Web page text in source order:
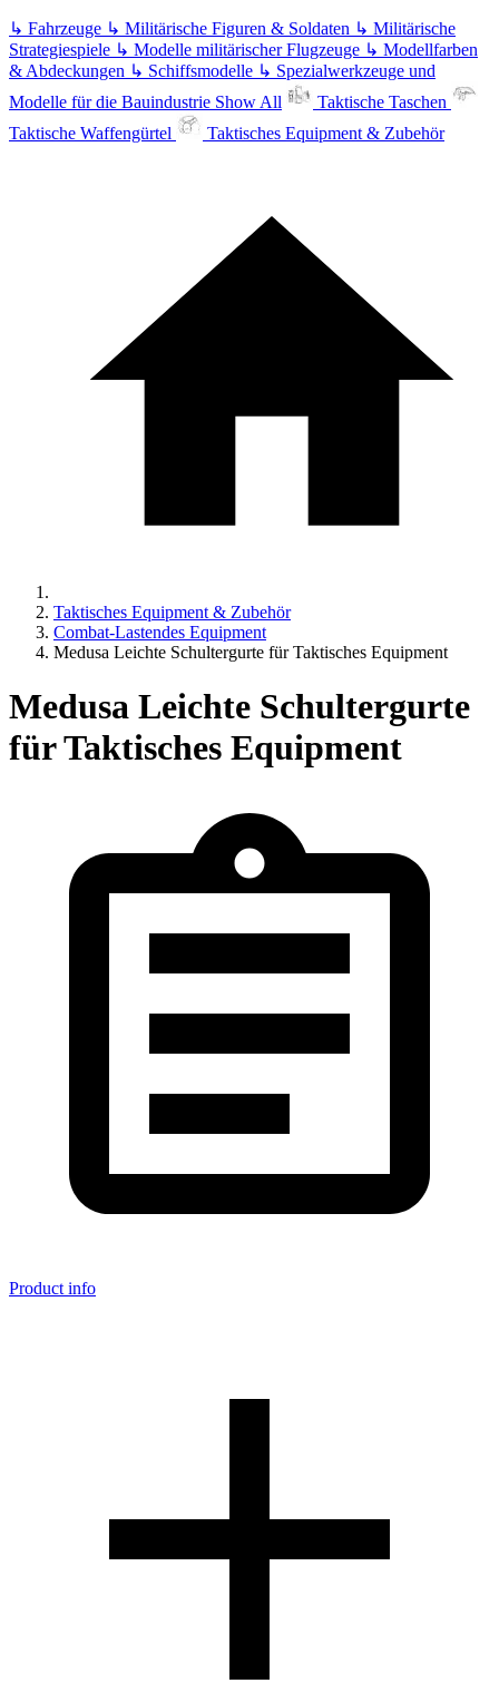
↳ Fahrzeuge ↳ Militärische Figuren & Soldaten ↳ Militärische
Strategiespiele ↳ Modelle militärischer Flugzeuge ↳ Modellfarben
& Abdeckungen ↳ Schiffsmodelle ↳ Spezialwerkzeuge und
Modelle für die Bauindustrie Show All
Taktische Taschen
Taktische Waffengürtel
Taktisches Equipment & Zubehör
Taktisches Equipment & Zubehör
Combat-Lastendes Equipment
Medusa Leichte Schultergurte für Taktisches Equipment
Medusa Leichte Schultergurte
für Taktisches Equipment
Product info